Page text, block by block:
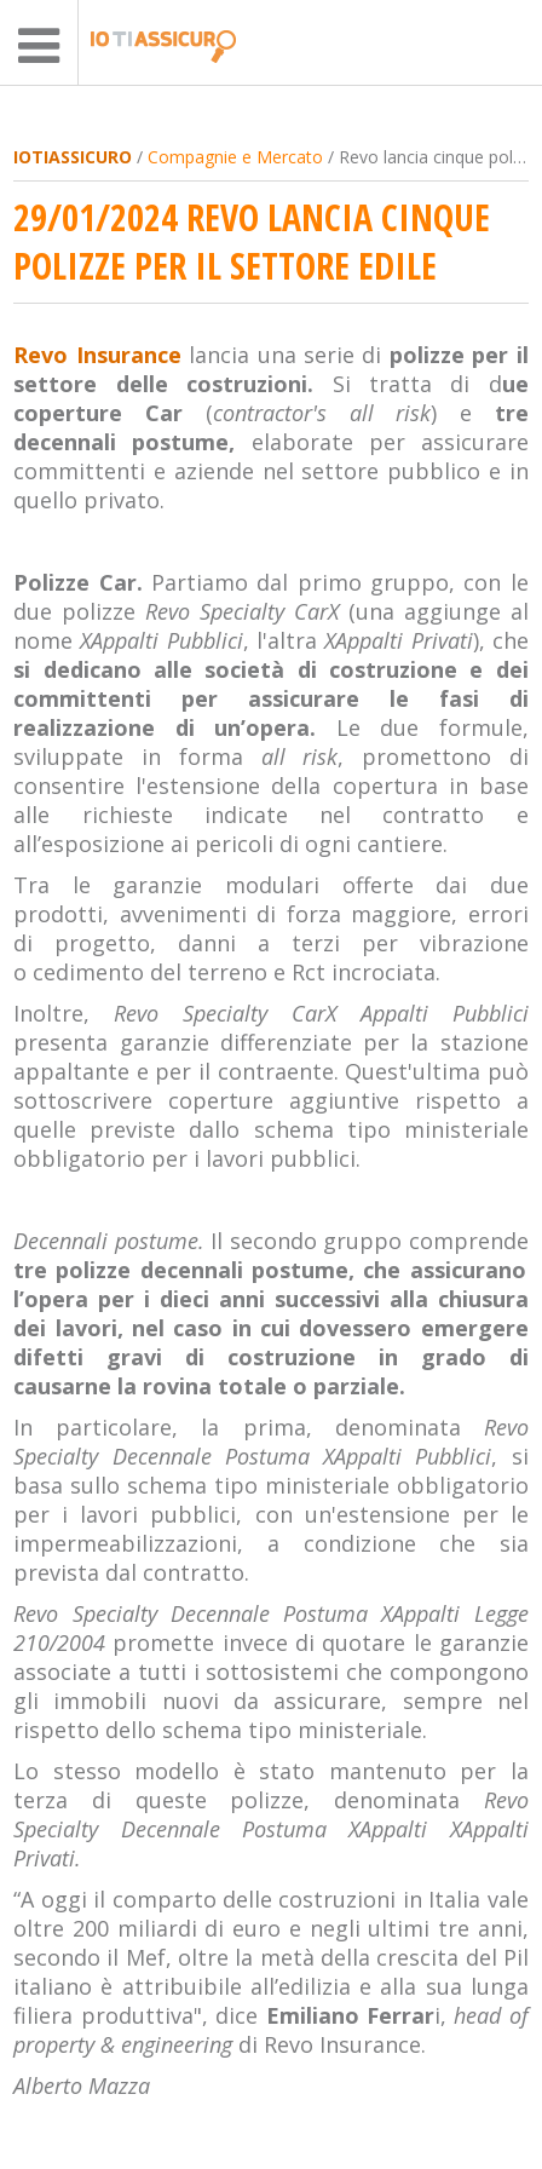
IOTIASSICURO /Compagnie e Mercato / Revo lancia cinque polizze per il settore edile
29/01/2024 REVO LANCIA CINQUE
POLIZZE PER IL SETTORE EDILE
Revo Insurance lancia una serie di polizze per il
settore delle costruzioni. Si tratta di due
coperture Car(contractor's all risk) e tre
decennali postume, elaborate per assicurare
committenti e aziende nel settore pubblico e in
quello privato.
Polizze Car. Partiamo dal primo gruppo, con le
due polizze Revo Specialty CarX(una aggiunge al
nomeXAppalti Pubblici, l'altraXAppalti Privati), che
si dedicano alle società di costruzione e dei
committenti per assicurare le fasi di
realizzazione di un’opera. Le due formule,
sviluppate in forma all risk, promettono di
consentire l'estensione della copertura in base
alle richieste indicate nel contratto e
all’esposizione ai pericoli di ogni cantiere.
Tra le garanzie modulari offerte dai due
prodotti, avvenimenti di forza maggiore, errori
di progetto, danni a terzi per vibrazione
o cedimento del terreno e Rct incrociata.
Inoltre, Revo Specialty CarX Appalti Pubblici
presenta garanzie differenziate per la stazione
appaltante e per il contraente. Quest'ultima può
sottoscrivere coperture aggiuntive rispetto a
quelle previste dallo schema tipo ministeriale
obbligatorio per i lavori pubblici.
Decennali postume. Il secondo gruppo comprende
tre polizze decennali postume, che assicurano
l’opera per i dieci anni successivi alla chiusura
dei lavori, nel caso in cui dovessero emergere
difetti gravi di costruzione in grado di
causarne la rovina totale o parziale.
In particolare, la prima, denominata Revo
Specialty Decennale Postuma XAppalti Pubblici, si
basa sullo schema tipo ministeriale obbligatorio
per i lavori pubblici, con un'estensione per le
impermeabilizzazioni, a condizione che sia
prevista dal contratto.
Revo Specialty Decennale Postuma XAppalti Legge
210/2004 promette invece di quotare le garanzie
associate a tutti i sottosistemi che compongono
gli immobili nuovi da assicurare, sempre nel
rispetto dello schema tipo ministeriale.
Lo stesso modello è stato mantenuto per la
terza di queste polizze, denominata Revo
Specialty Decennale Postuma XAppalti XAppalti
Privati.
“A oggi il comparto delle costruzioni in Italia vale
oltre 200 miliardi di euro e negli ultimi tre anni,
secondo il Mef, oltre la metà della crescita del Pil
italiano è attribuibile all’edilizia e alla sua lunga
filiera produttiva", dice Emiliano Ferrari, head of
property & engineeringdi Revo Insurance.
Alberto Mazza